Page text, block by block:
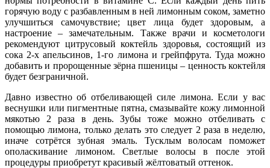
горячую воду с разбавленным в ней лимонным соком, заметно
улучшиться самочувствие; цвет лица будет здоровым, а
настроение – замечательным. Также врачи и косметологи
рекомендуют цитрусовый коктейль здоровья, состоящий из
сока 2-х апельсинов, 1-го лимона и грейпфрута. Туда можно
добавить и пророщенные зёрна пшеницы – ценность коктейля
будет безграничной.
Давно известно об отбеливающей силе лимона. Если у вас
веснушки или пигментные пятна, смазывайте кожу лимонной
мякотью 2 раза в день. Зубы тоже можно отбеливать с
помощью лимона, только делать это следует 2 раза в неделю,
иначе сотрётся зубная эмаль. Тусклым волосам поможет
ополаскивание лимоном. Светлые волосы в после этой
процедуры приобретут красивый жёлтоватый оттенок.